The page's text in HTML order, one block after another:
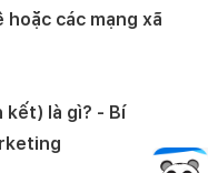
các mạng xã
là gì? - Bí